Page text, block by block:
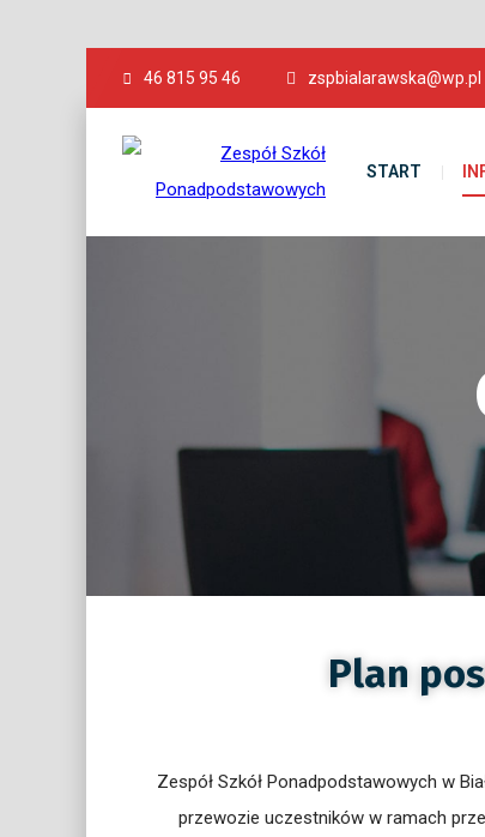
46 815 95 46 zspbialarawska@wp.pl
START
Plan
Zespół Szkół Ponadpodstawowych w
przewozie uczestników w ramach